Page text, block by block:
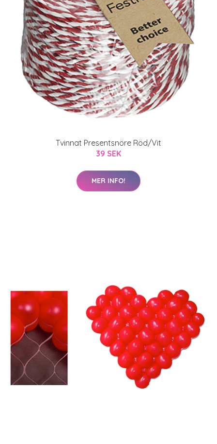
Tvinnat Presentsnöre Röd/Vit
39 SEK
MER INFO!